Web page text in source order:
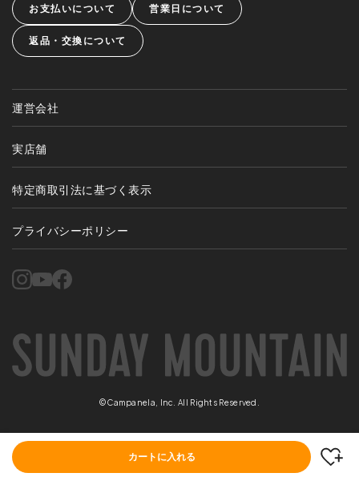
お支払いについて 営業日について
返品・交換について
運営会社
実店舗
特定商取引法に基づく表示
プライバシーポリシー
©Campanela, Inc. All Rights Reserved.
カートに入れる